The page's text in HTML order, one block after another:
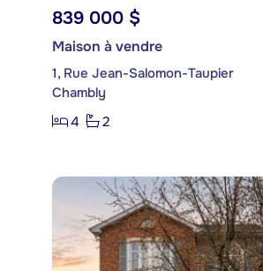
839 000 $
Maison à vendre
1, Rue Jean-Salomon-Taupier
Chambly
4
2